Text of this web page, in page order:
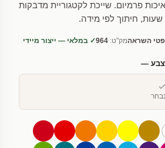
פרמיום. שייכת לקטגוריית מדבקות
השראהמק"ט: 964✓ במלאי — ייצור מיידי
—
נבחר